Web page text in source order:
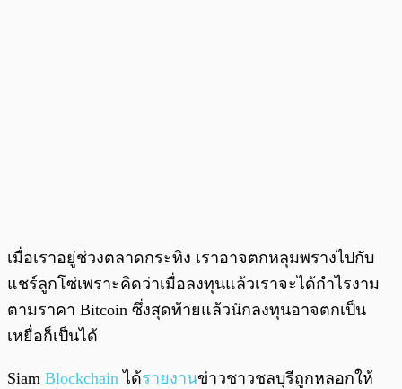
เมื่อเราอยู่ช่วงตลาดกระทิง เราอาจตกหลุมพรางไปกับ
แชร์ลูกโซ่เพราะคิดว่าเมื่อลงทุนแล้วเราจะได้กำไรงาม
ตามราคา Bitcoin ซึ่งสุดท้ายแล้วนักลงทุนอาจตกเป็น
เหยื่อก็เป็นได้
Siam Blockchain ได้รายงานข่าวชาวชลบุรีถูกหลอกให้